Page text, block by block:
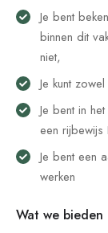
Je bent
binnen dit
niet,
Je kunt
Je bent in
een rijbewijs
Je bent een
werken
Wat we bieden